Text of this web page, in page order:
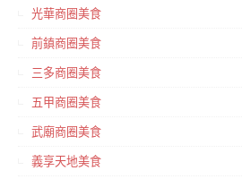
光華商圈美食
前鎮商圈美食
三多商圈美食
五甲商圈美食
武廟商圈美食
義享天地美食